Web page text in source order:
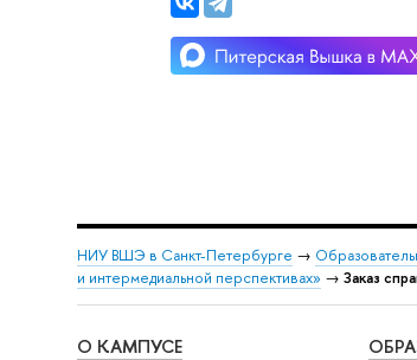
НИУ ВШЭ в Санкт-Петербурге →
и интермедиальной перспективах» → Заказ
О КАМПУСЕ